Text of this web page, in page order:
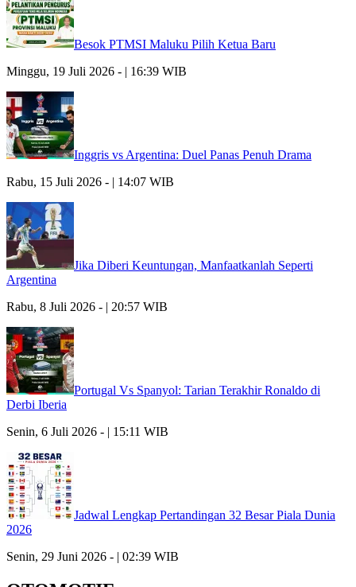
Besok PTMSI Maluku Pilih Ketua Baru
Minggu, 19 Juli 2026 - | 16:39 WIB
Inggris vs Argentina: Duel Panas Penuh Drama
Rabu, 15 Juli 2026 - | 14:07 WIB
Jika Diberi Keuntungan, Manfaatkanlah Seperti
Argentina
Rabu, 8 Juli 2026 - | 20:57 WIB
Portugal Vs Spanyol: Tarian Terakhir Ronaldo di
Derbi Iberia
Senin, 6 Juli 2026 - | 15:11 WIB
Jadwal Lengkap Pertandingan 32 Besar Piala Dunia
2026
Senin, 29 Juni 2026 - | 02:39 WIB